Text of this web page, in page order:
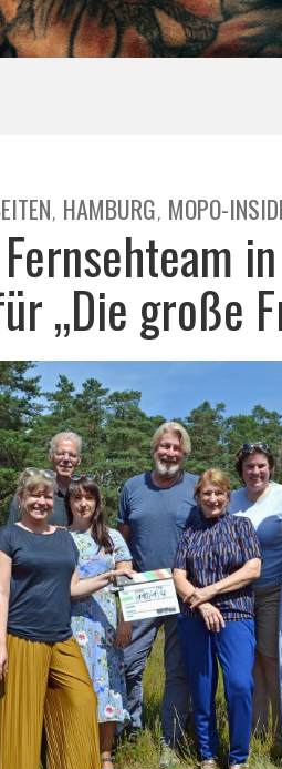
, HAMBURG, MOPO-
„Die große